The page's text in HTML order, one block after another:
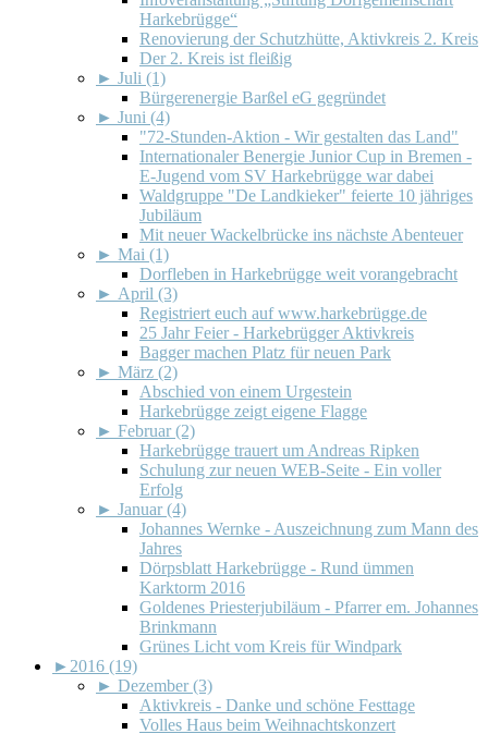
Harkebrügge“
Renovierung der Schutzhütte, Aktivkreis 2. Kreis
Der 2. Kreis ist fleißig
► Juli (1)
Bürgerenergie Barßel eG gegründet
► Juni (4)
"72-Stunden-Aktion - Wir gestalten das Land"
Internationaler Benergie Junior Cup in Bremen -
E-Jugend vom SV Harkebrügge war dabei
Waldgruppe "De Landkieker" feierte 10 jähriges
Jubiläum
Mit neuer Wackelbrücke ins nächste Abenteuer
► Mai (1)
Dorfleben in Harkebrügge weit vorangebracht
► April (3)
Registriert euch auf www.harkebrügge.de
25 Jahr Feier - Harkebrügger Aktivkreis
Bagger machen Platz für neuen Park
► März (2)
Abschied von einem Urgestein
Harkebrügge zeigt eigene Flagge
► Februar (2)
Harkebrügge trauert um Andreas Ripken
Schulung zur neuen WEB-Seite - Ein voller
Erfolg
► Januar (4)
Johannes Wernke - Auszeichnung zum Mann des
Jahres
Dörpsblatt Harkebrügge - Rund ümmen
Karktorm 2016
Goldenes Priesterjubiläum - Pfarrer em. Johannes
Brinkmann
Grünes Licht vom Kreis für Windpark
► 2016 (19)
► Dezember (3)
Aktivkreis - Danke und schöne Festtage
Volles Haus beim Weihnachtskonzert